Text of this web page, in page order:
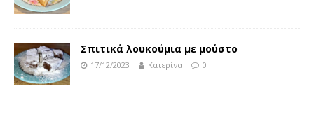
Σπιτικά λουκούμια με μούστο
17/12/2023 Κατερίνα 0